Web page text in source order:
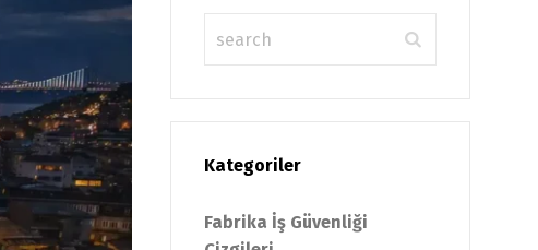
Kategoriler
Fabrika İş Güvenliği